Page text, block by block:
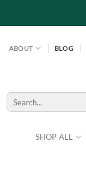
ABOUT BLOG
SHOP ALL
Search
for: